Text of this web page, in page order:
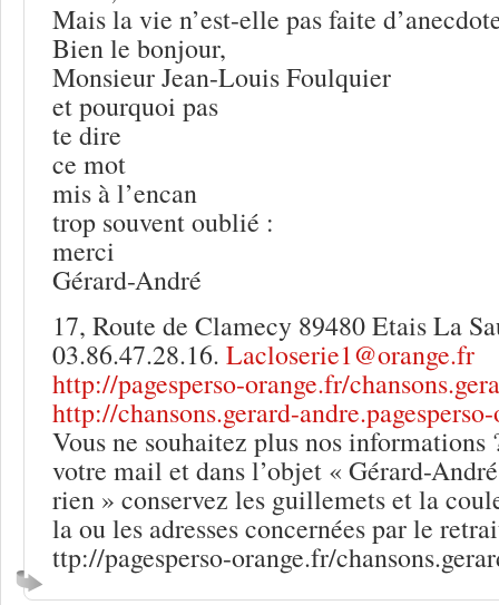
Mais la vie n’est-elle pas faite
Bien le bonjour,
Monsieur Jean-Louis Foulquier
et pourquoi pas
te dire
ce mot
mis à l’encan
trop souvent oublié :
merci
Gérard-André
17, Route de Clamecy 89480 Etais La
03.86.47.28.16. Lacloserie1@orange.fr
http://pagesperso-orange.fr/
http://chansons.gerard-
Vous ne souhaitez plus nos informations
votre mail et dans l’objet « Gérard-
rien » conservez les guillemets et la
la ou les adresses concernées par le
ttp://pagesperso-orange.fr/